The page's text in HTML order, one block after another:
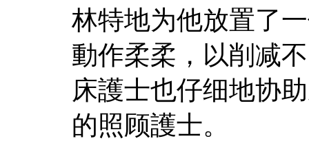
林特地为他放置了
動作柔柔，以削减
床護士也仔细地协
的照顾護士。